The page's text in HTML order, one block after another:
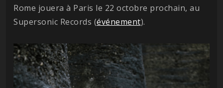
Rome jouera à Paris le 22 octobre prochain, au
Supersonic Records (événement).